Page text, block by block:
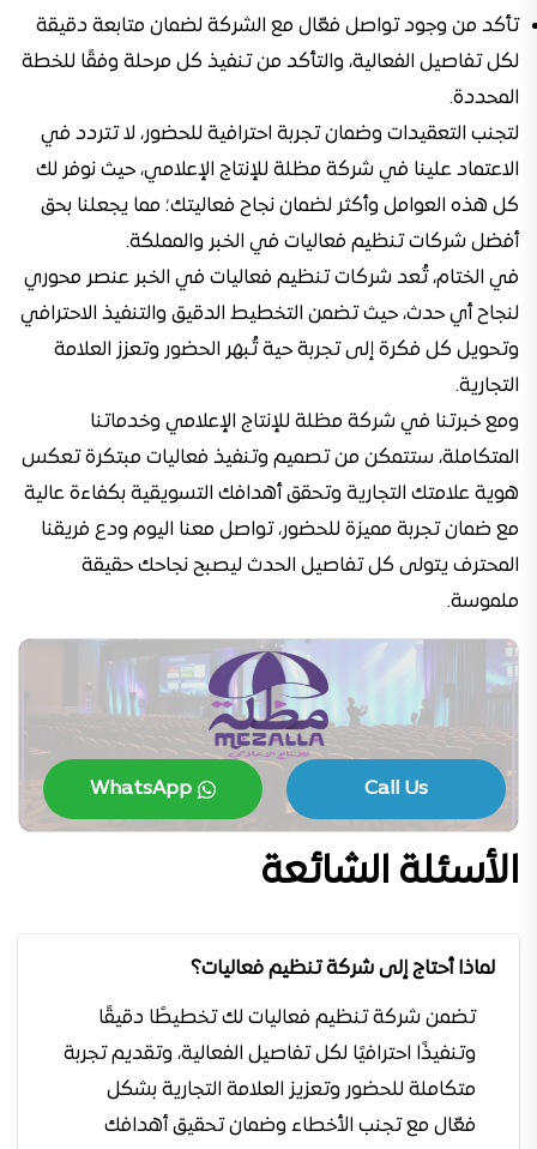
تأكد من وجود تواصل فعّال مع الشركة لضمان متابعة دقيقة
لكل تفاصيل الفعالية، والتأكد من تنفيذ كل مرحلة وفقًا للخطة
المحددة.
لتجنب التعقيدات وضمان تجربة احترافية للحضور، لا تتردد في
الاعتماد علينا في شركة مظلة للإنتاج الإعلامي، حيث نوفر لك
كل هذه العوامل وأكثر لضمان نجاح فعاليتك؛ مما يجعلنا بحق
أفضل شركات تنظيم فعاليات في الخبر والمملكة.
في الختام، تُعد شركات تنظيم فعاليات في الخبر عنصر محوري
لنجاح أي حدث، حيث تضمن التخطيط الدقيق والتنفيذ الاحترافي
وتحويل كل فكرة إلى تجربة حية تُبهر الحضور وتعزز العلامة
التجارية.
ومع خبرتنا في شركة مظلة للإنتاج الإعلامي وخدماتنا
المتكاملة، ستتمكن من تصميم وتنفيذ فعاليات مبتكرة تعكس
هوية علامتك التجارية وتحقق أهدافك التسويقية بكفاءة عالية
مع ضمان تجربة مميزة للحضور، تواصل معنا اليوم ودع فريقنا
المحترف يتولى كل تفاصيل الحدث ليصبح نجاحك حقيقة
ملموسة.
Call Us
WhatsApp
الأسئلة الشائعة
لماذا أحتاج إلى شركة تنظيم فعاليات؟
تضمن شركة تنظيم فعاليات لك تخطيطًا دقيقًا
وتنفيذًا احترافيًا لكل تفاصيل الفعالية، وتقديم تجربة
متكاملة للحضور وتعزيز العلامة التجارية بشكل
فعّال مع تجنب الأخطاء وضمان تحقيق أهدافك